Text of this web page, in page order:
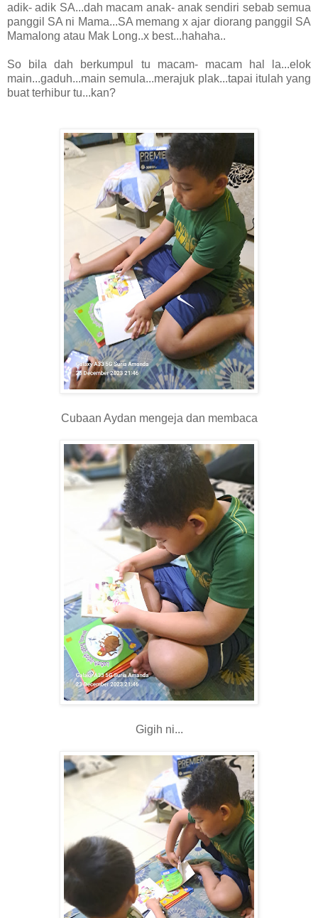
adik- adik SA...dah macam anak- anak sendiri sebab semua
panggil SA ni Mama...SA memang x ajar diorang panggil SA
Mamalong atau Mak Long..x best...hahaha..
So bila dah berkumpul tu macam- macam hal la...elok
main...gaduh...main semula...merajuk plak...tapai itulah yang
buat terhibur tu...kan?
Cubaan Aydan mengeja dan membaca
Gigih ni...